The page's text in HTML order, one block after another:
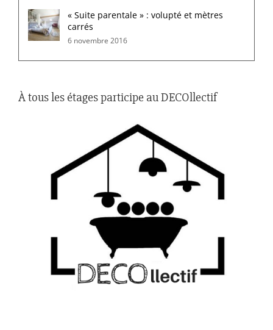
« Suite parentale » : volupté et mètres
carrés
6 novembre 2016
À tous les étages participe au DECOllectif